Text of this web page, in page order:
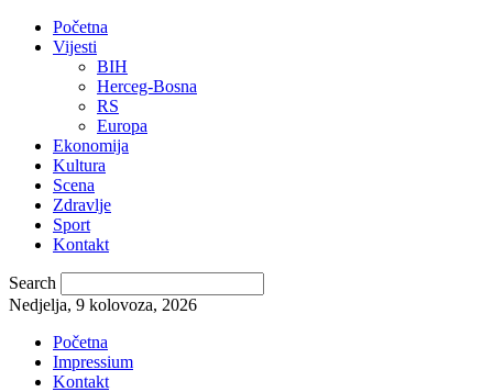
Početna
Vijesti
BIH
Herceg-Bosna
RS
Europa
Ekonomija
Kultura
Scena
Zdravlje
Sport
Kontakt
Search
Nedjelja, 9 kolovoza, 2026
Početna
Impressium
Kontakt